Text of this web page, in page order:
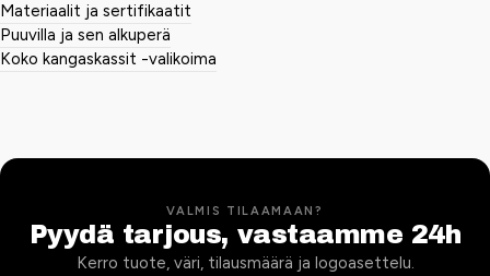
Materiaalit ja sertifikaatit
Puuvilla ja sen alkuperä
Koko kangaskassit -valikoima
VALMIS TILAAMAAN?
Pyydä tarjous, vastaamme 24h
Kerro tuote, väri, tilausmäärä ja logoasettelu.